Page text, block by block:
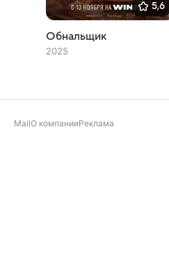
5,6
Обнальщик
2025
MailО компанииРеклама